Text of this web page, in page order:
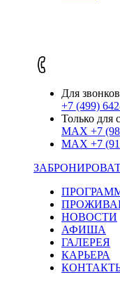
Для звонков
+7 (499)
Только для
MAX +7
MAX +7
НОВОСТИ
АФИША
ГАЛЕРЕЯ
КАРЬЕРА